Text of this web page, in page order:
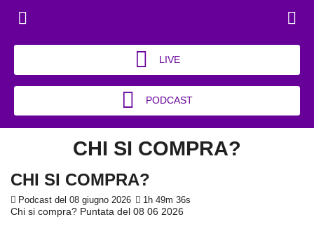
LIVE
PODCAST
CHI SI COMPRA?
CHI SI COMPRA?
Podcast del 08 giugno 2026 1h 49m 36s
Chi si compra? Puntata del 08 06 2026